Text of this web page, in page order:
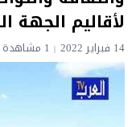
لأقاليم الجهة
14 فبراير 2022 1مشاهدة